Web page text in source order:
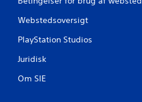
Webstedsoversigt
PlayStation Studios
Juridisk
Om SIE